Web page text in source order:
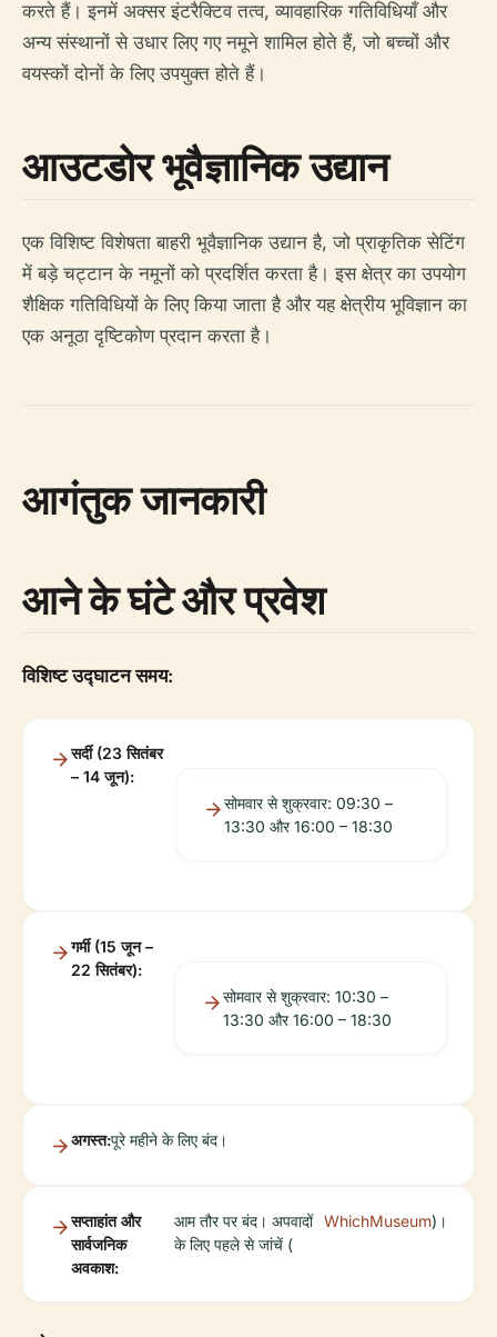
करते हैं। इनमें अक्सर इंटरैक्टिव तत्व, व्यावहारिक गतिविधियाँ और
अन्य संस्थानों से उधार लिए गए नमूने शामिल होते हैं, जो बच्चों और
वयस्कों दोनों के लिए उपयुक्त होते हैं।
आउटडोर भूवैज्ञानिक उद्यान
एक विशिष्ट विशेषता बाहरी भूवैज्ञानिक उद्यान है, जो प्राकृतिक सेटिंग
में बड़े चट्टान के नमूनों को प्रदर्शित करता है। इस क्षेत्र का उपयोग
शैक्षिक गतिविधियों के लिए किया जाता है और यह क्षेत्रीय भूविज्ञान का
एक अनूठा दृष्टिकोण प्रदान करता है।
आगंतुक जानकारी
आने के घंटे और प्रवेश
विशिष्ट उद्घाटन समय:
सर्दी (23 सितंबर
– 14 जून):
सोमवार से शुक्रवार: 09:30 –
13:30 और 16:00 – 18:30
गर्मी (15 जून –
22 सितंबर):
सोमवार से शुक्रवार: 10:30 –
13:30 और 16:00 – 18:30
अगस्त:पूरे महीने के लिए बंद।
सप्ताहांत और
सार्वजनिक
अवकाश:
आम तौर पर बंद। अपवादों
के लिए पहले से जांचें (
WhichMuseum)।